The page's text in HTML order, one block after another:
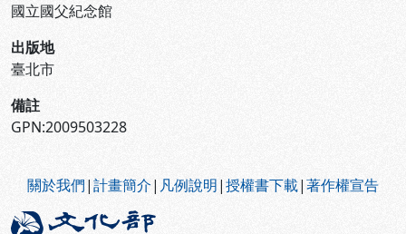
國立國父紀念館
出版地
臺北市
備註
GPN:2009503228
關於我們|計畫簡介| 凡例說明|授權書下載|著作權宣告